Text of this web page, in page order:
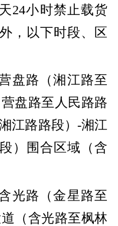
24小时禁止载货
，以下时段、区
盘路（湘江路至
盘路至人民路路
江路路段）-湘江
）围合区域（含
光路（金星路至
（含光路至枫林